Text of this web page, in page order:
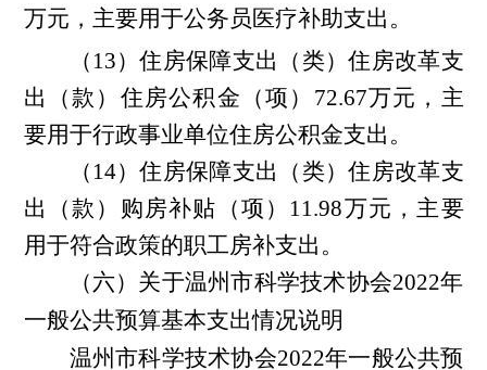
万元，主要用于公务员医疗补助支出。
（13）住房保障支出（类）住房改革支
出（款）住房公积金（项）72.67万元，主
要用于行政事业单位住房公积金支出。
（14）住房保障支出（类）住房改革支
出（款）购房补贴（项）11.98万元，主要
用于符合政策的职工房补支出。
（六）关于温州市科学技术协会2022年
一般公共预算基本支出情况说明
温州市科学技术协会2022年一般公共预